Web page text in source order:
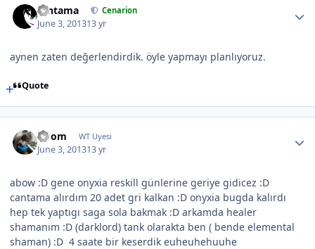
Gintama Cenarion
June 3, 201313 yr
aynen zaten değerlendirdik. öyle yapmayı planlıyoruz.
Quote
Doom WT Uyesi
June 3, 201313 yr
abow :D gene onyxia reskill günlerine geriye gidicez :D
cantama alırdım 20 adet gri kalkan :D onyxia bugda kalırdı
hep tek yaptıgı saga sola bakmak :D arkamda healer
shamanım :D (darklord) tank olarakta ben ( bende elemental
shaman) :D 4 saate bir keserdik euheuhehuuhe